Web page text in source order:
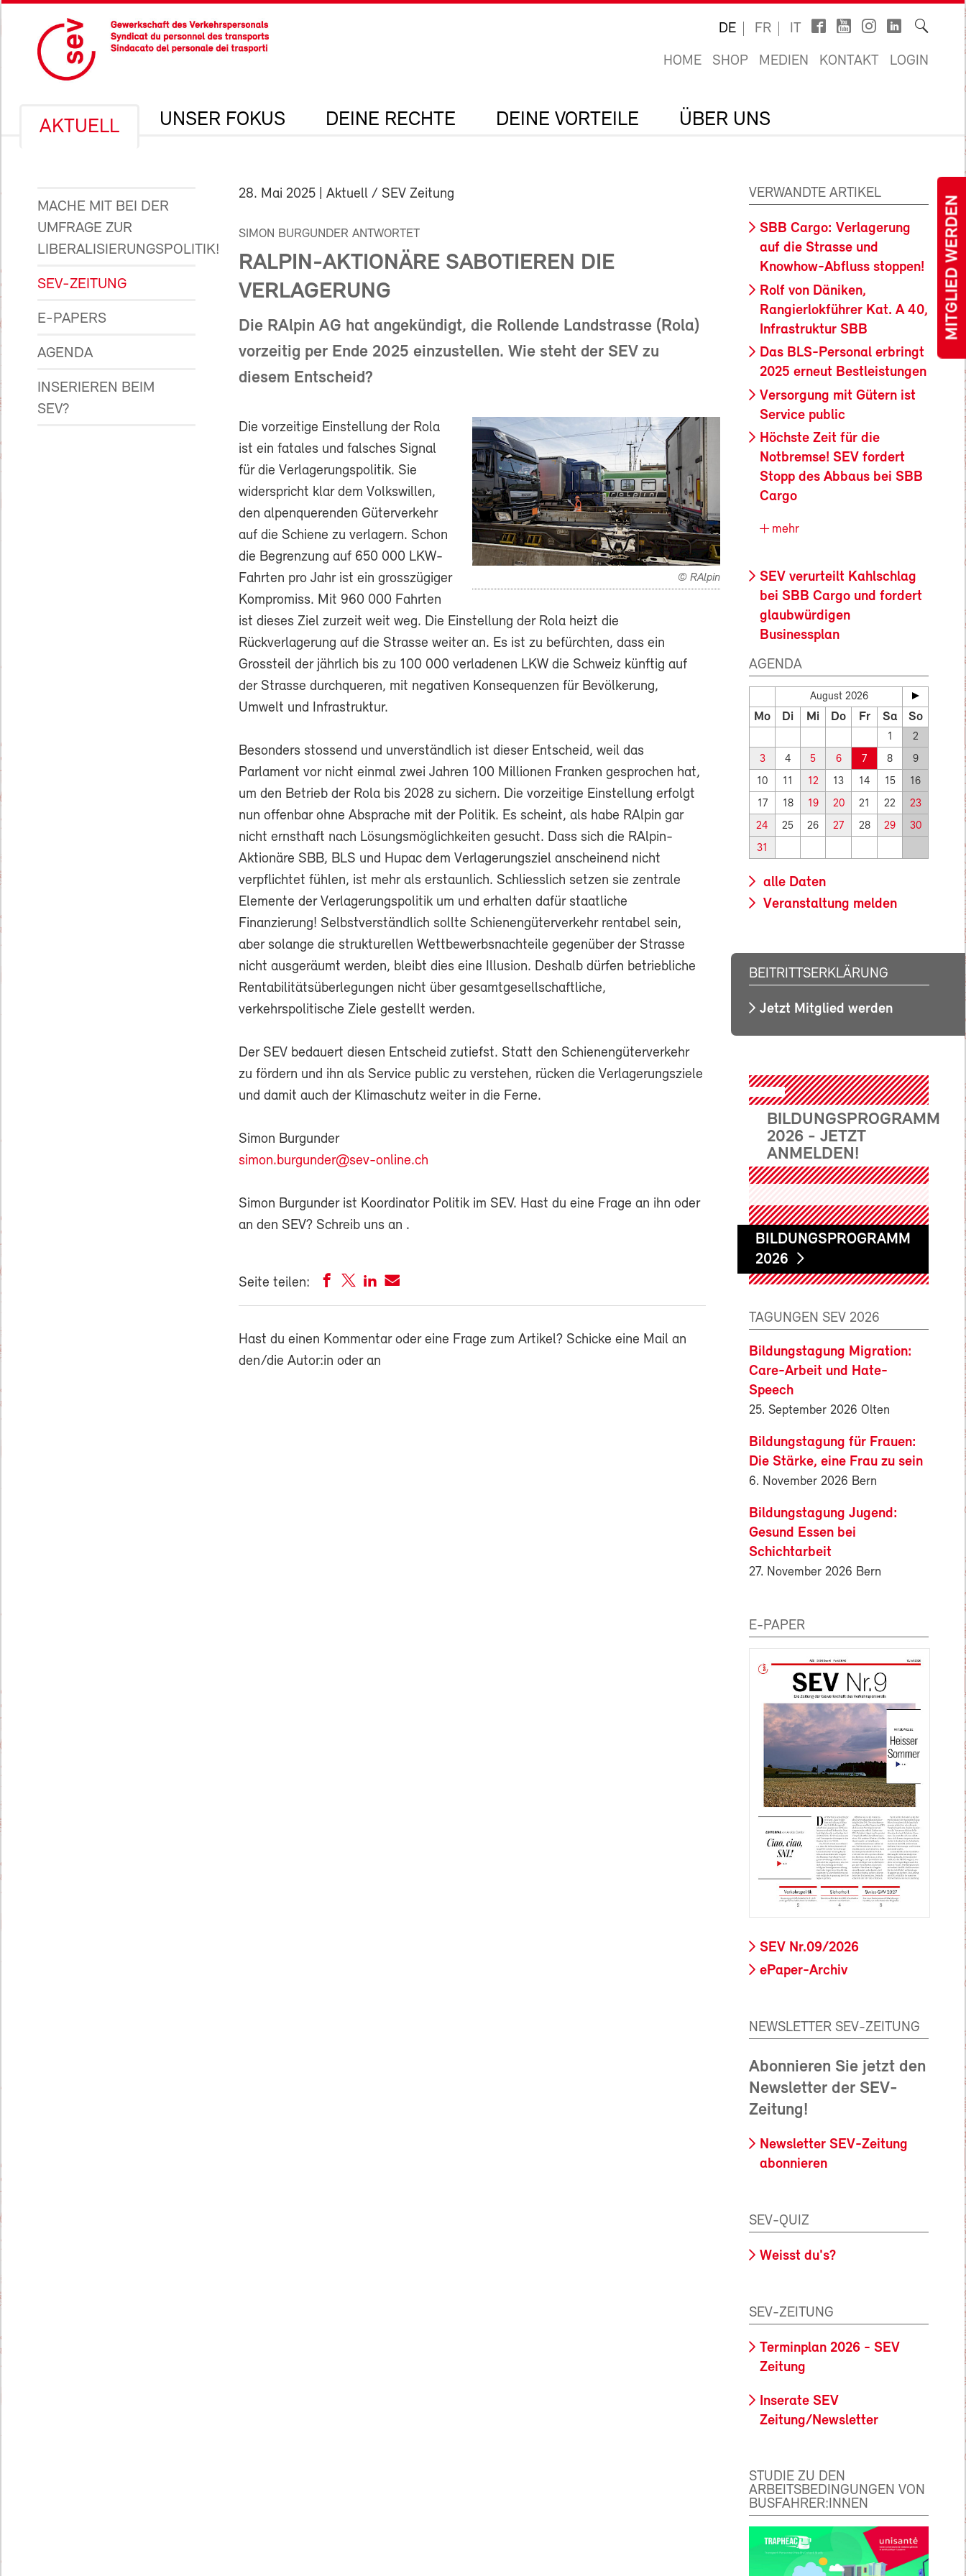
MITGLIED WERDEN
DE FR IT
HOME SHOP MEDIEN KONTAKT LOGIN
AKTUELL UNSER FOKUS DEINE RECHTE DEINE VORTEILE ÜBER UNS
MACHE MIT BEI DER
UMFRAGE ZUR
LIBERALISIERUNGSPOLITIK!
SEV-ZEITUNG
E-PAPERS
AGENDA
INSERIEREN BEIM
SEV?
28. Mai 2025 | Aktuell / SEV Zeitung
SIMON BURGUNDER ANTWORTET
RALPIN-AKTIONÄRE SABOTIEREN DIE
VERLAGERUNG
Die RAlpin AG hat angekündigt, die Rollende Landstrasse (Rola)
vorzeitig per Ende 2025 einzustellen. Wie steht der SEV zu
diesem Entscheid?
© RAlpin
Die vorzeitige Einstellung der Rola
ist ein fatales und falsches Signal
für die Verlagerungspolitik. Sie
widerspricht klar dem Volkswillen,
den alpenquerenden Güterverkehr
auf die Schiene zu verlagern. Schon
die Begrenzung auf 650 000 LKW-
Fahrten pro Jahr ist ein grosszügiger
Kompromiss. Mit 960 000 Fahrten
ist dieses Ziel zurzeit weit weg. Die Einstellung der Rola heizt die
Rückverlagerung auf die Strasse weiter an. Es ist zu befürchten, dass ein
Grossteil der jährlich bis zu 100 000 verladenen LKW die Schweiz künftig auf
der Strasse durchqueren, mit negativen Konsequenzen für Bevölkerung,
Umwelt und Infrastruktur.
Besonders stossend und unverständlich ist dieser Entscheid, weil das
Parlament vor nicht einmal zwei Jahren 100 Millionen Franken gesprochen hat,
um den Betrieb der Rola bis 2028 zu sichern. Die vorzeitige Einstellung erfolgt
nun offenbar ohne Absprache mit der Politik. Es scheint, als habe RAlpin gar
nicht ernsthaft nach Lösungsmöglichkeiten gesucht. Dass sich die RAlpin-
Aktionäre SBB, BLS und Hupac dem Verlagerungsziel anscheinend nicht
verpflichtet fühlen, ist mehr als erstaunlich. Schliesslich setzen sie zentrale
Elemente der Verlagerungspolitik um und erhalten dafür staatliche
Finanzierung! Selbstverständlich sollte Schienengüterverkehr rentabel sein,
aber solange die strukturellen Wettbewerbsnachteile gegenüber der Strasse
nicht ausgeräumt werden, bleibt dies eine Illusion. Deshalb dürfen betriebliche
Rentabilitätsüberlegungen nicht über gesamtgesellschaftliche,
verkehrspolitische Ziele gestellt werden.
Der SEV bedauert diesen Entscheid zutiefst. Statt den Schienengüterverkehr
zu fördern und ihn als Service public zu verstehen, rücken die Verlagerungsziele
und damit auch der Klimaschutz weiter in die Ferne.
Simon Burgunder
simon.burgunder@sev-online.ch
Simon Burgunder ist Koordinator Politik im SEV. Hast du eine Frage an ihn oder
an den SEV? Schreib uns an .
Seite teilen:
Hast du einen Kommentar oder eine Frage zum Artikel? Schicke eine Mail an
den/die Autor:in oder an
VERWANDTE ARTIKEL
SBB Cargo: Verlagerung
auf die Strasse und
Knowhow-Abfluss stoppen!
Rolf von Däniken,
Rangierlokführer Kat. A 40,
Infrastruktur SBB
Das BLS-Personal erbringt
2025 erneut Bestleistungen
Versorgung mit Gütern ist
Service public
Höchste Zeit für die
Notbremse! SEV fordert
Stopp des Abbaus bei SBB
Cargo
mehr
SEV verurteilt Kahlschlag
bei SBB Cargo und fordert
glaubwürdigen
Businessplan
AGENDA
August 2026
Mo Di Mi Do Fr Sa So
1 2
3 4 5 6 7 8 9
10 11 12 13 14 15 16
17 18 19 20 21 22 23
24 25 26 27 28 29 30
31
alle Daten
Veranstaltung melden
BEITRITTSERKLÄRUNG
Jetzt Mitglied werden
BILDUNGSPROGRAMM
2026 - JETZT
ANMELDEN!
BILDUNGSPROGRAMM
2026
TAGUNGEN SEV 2026
Bildungstagung Migration:
Care-Arbeit und Hate-
Speech
25. September 2026 Olten
Bildungstagung für Frauen:
Die Stärke, eine Frau zu sein
6. November 2026 Bern
Bildungstagung Jugend:
Gesund Essen bei
Schichtarbeit
27. November 2026 Bern
E-PAPER
SEV Nr.09/2026
ePaper-Archiv
NEWSLETTER SEV-ZEITUNG
Abonnieren Sie jetzt den
Newsletter der SEV-
Zeitung!
Newsletter SEV-Zeitung
abonnieren
SEV-QUIZ
Weisst du's?
SEV-ZEITUNG
Terminplan 2026 - SEV
Zeitung
Inserate SEV
Zeitung/Newsletter
STUDIE ZU DEN
ARBEITSBEDINGUNGEN VON
BUSFAHRER:INNEN